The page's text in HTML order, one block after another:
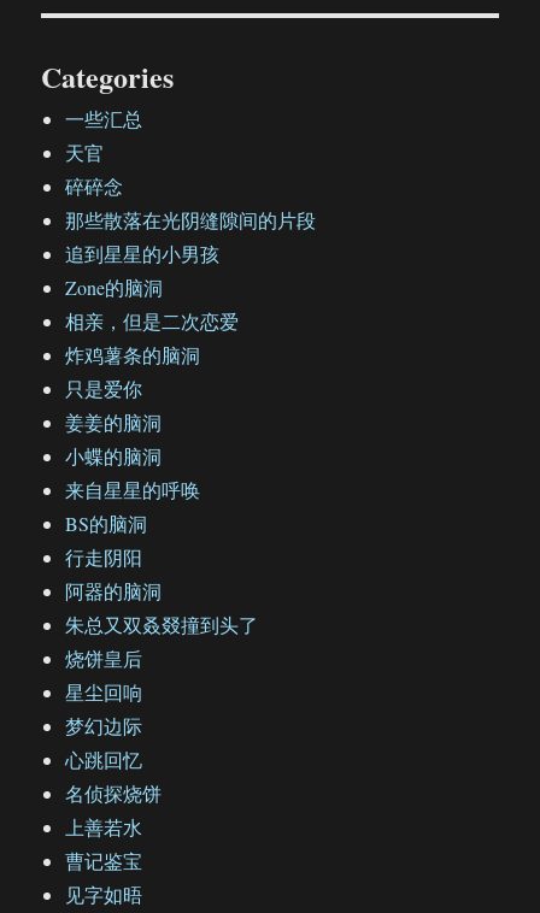
Categories
一些汇总
天官
碎碎念
那些散落在光阴缝隙间的片段
追到星星的小男孩
Zone的脑洞
相亲，但是二次恋爱
炸鸡薯条的脑洞
只是爱你
姜姜的脑洞
小蝶的脑洞
来自星星的呼唤
BS的脑洞
行走阴阳
阿器的脑洞
朱总又双叒叕撞到头了
烧饼皇后
星尘回响
梦幻边际
心跳回忆
名侦探烧饼
上善若水
曹记鉴宝
见字如晤